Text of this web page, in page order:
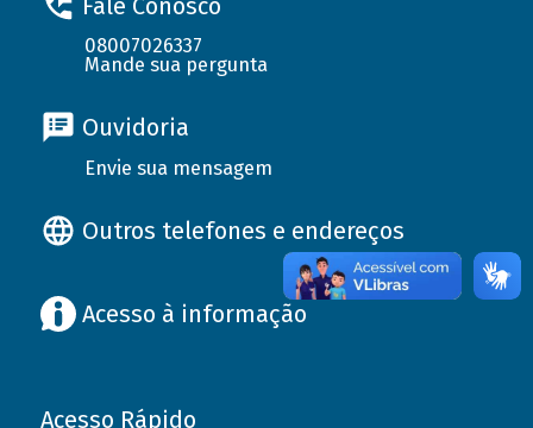
08007026337
Mande sua pergunta
Ouvidoria
Envie sua mensagem
Outros telefones e endereços
Acesso à informação
Acesso Rápido